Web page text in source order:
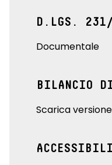
D.LGS.
Documentale
BILANCIO
Scarica